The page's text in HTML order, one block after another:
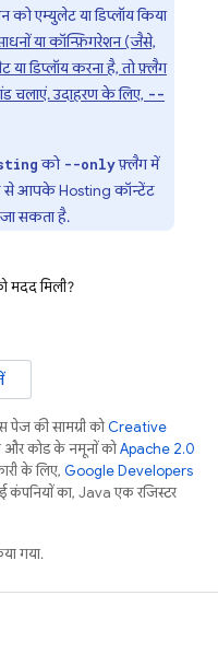
एम्युलेट या डिप्लॉय किया
या कॉन्फ़िगरेशन (जैसे,
या डिप्लॉय करना है, तो फ़्लैग
चलाएं. उदाहरण के लिए, --
को --onlyफ़्लैग में
से आपकेHostingकॉन्टेंट
जा सकता है.
मदद मिली?
की सामग्री कोCreative
कोड के नमूनों कोApache 2.0
के लिए, Google Developers
का, Java एक रजिस्टर
गया.